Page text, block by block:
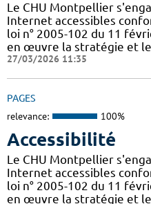
Le CHU Montpellier
Internet accessibles
loi n° 2005-102 du 11
en œuvre la stratégie et
27/03/2026 11:35
PAGES
relevance: 100%
Accessibilité
Le CHU Montpellier
Internet accessibles
loi n° 2005-102 du 11
en œuvre la stratégie et